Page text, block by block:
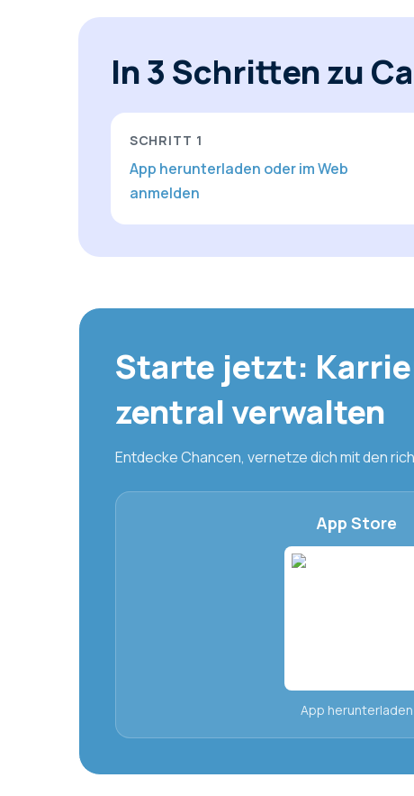
In 3 Schritten zu
SCHRITT 1
App herunterladen oder im Web
anmelden
Starte jetzt:
zentral verwalten
Entdecke Chancen, vernetze dich mit den
App Store
App herunterladen